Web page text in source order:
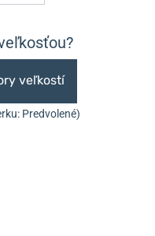
veľkostí
Predvolené)